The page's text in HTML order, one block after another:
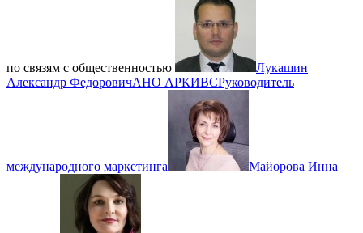
по связям с общественностью
Лукашин
Александр ФедоровичАНО АРКИВСРуководитель
международного маркетинга Майорова Инна